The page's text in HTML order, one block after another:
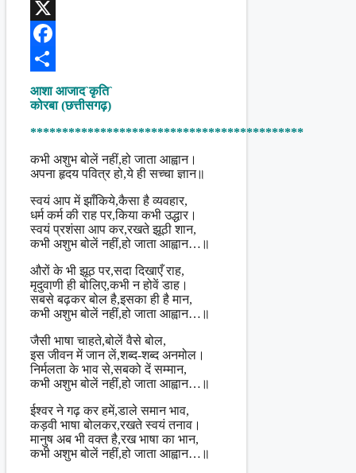
WhatsApp
X
Facebook
Share
आशा आजाद`कृति`
कोरबा (छत्तीसगढ़)
*******************************************
कभी अशुभ बोलें नहीं,हो जाता आह्वान।
अपना हृदय पवित्र हो,ये ही सच्चा ज्ञान॥
स्वयं आप में झाँकिये,कैसा है व्यवहार,
धर्म कर्म की राह पर,किया कभी उद्धार।
स्वयं प्रशंसा आप कर,रखते झूठी शान,
कभी अशुभ बोलें नहीं,हो जाता आह्वान…॥
औरों के भी झूठ पर,सदा दिखाएँ राह,
मृदुवाणी ही बोलिए,कभी न होवें डाह।
सबसे बढ़कर बोल है,इसका ही है मान,
कभी अशुभ बोलें नहीं,हो जाता आह्वान…॥
जैसी भाषा चाहते,बोलें वैसे बोल,
इस जीवन में जान लें,शब्द-शब्द अनमोल।
निर्मलता के भाव से,सबको दें सम्मान,
कभी अशुभ बोलें नहीं,हो जाता आह्वान…॥
ईश्वर ने गढ़ कर हमें,डाले समान भाव,
कड़वी भाषा बोलकर,रखते स्वयं तनाव।
मानुष अब भी वक्त है,रख भाषा का भान,
कभी अशुभ बोलें नहीं,हो जाता आह्वान…॥